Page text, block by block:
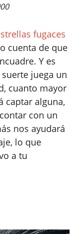
fugaces
cuenta de que
Y es
juega un
cuanto mayor
captar alguna,
con un
nos ayudará
lo que
a tu